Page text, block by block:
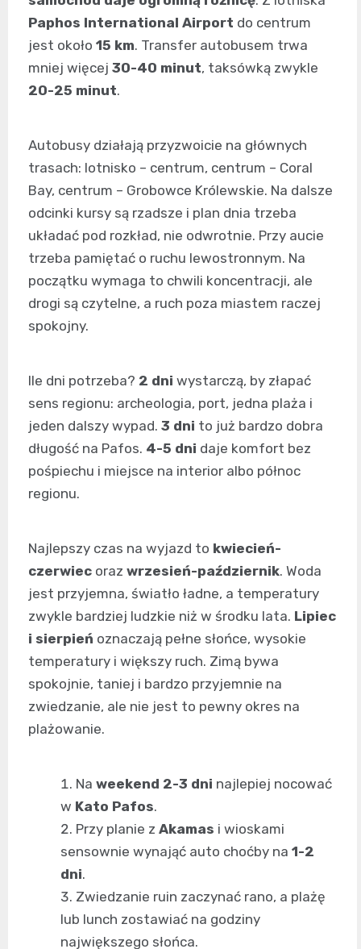
Paphos International Airport do centrum
jest około 15 km. Transfer autobusem trwa
mniej więcej 30-40 minut, taksówką zwykle
20-25 minut.
Autobusy działają przyzwoicie na głównych
trasach: lotnisko – centrum, centrum – Coral
Bay, centrum – Grobowce Królewskie. Na dalsze
odcinki kursy są rzadsze i plan dnia trzeba
układać pod rozkład, nie odwrotnie. Przy aucie
trzeba pamiętać o ruchu lewostronnym. Na
początku wymaga to chwili koncentracji, ale
drogi są czytelne, a ruch poza miastem raczej
spokojny.
Ile dni potrzeba? 2 dni wystarczą, by złapać
sens regionu: archeologia, port, jedna plaża i
jeden dalszy wypad. 3 dni to już bardzo dobra
długość na Pafos. 4-5 dni daje komfort bez
pośpiechu i miejsce na interior albo północ
regionu.
Najlepszy czas na wyjazd to kwiecień-
czerwiec oraz wrzesień-październik. Woda
jest przyjemna, światło ładne, a temperatury
zwykle bardziej ludzkie niż w środku lata. Lipiec
i sierpień oznaczają pełne słońce, wysokie
temperatury i większy ruch. Zimą bywa
spokojnie, taniej i bardzo przyjemnie na
zwiedzanie, ale nie jest to pewny okres na
plażowanie.
Na weekend 2-3 dni najlepiej nocować
w Kato Pafos.
Przy planie z Akamas i wioskami
sensownie wynająć auto choćby na 1-2
dni.
Zwiedzanie ruin zaczynać rano, a plażę
lub lunch zostawiać na godziny
największego słońca.